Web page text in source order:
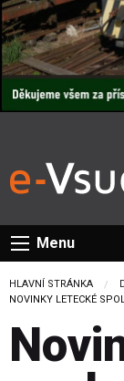
Menu
HLAVNÍ STRÁNKA
CURRENT:
NOVINKY LETECKÉ